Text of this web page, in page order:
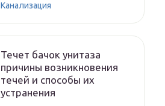
Канализация
Течет бачок унитаза
причины возникновения
течей и способы их
устранения